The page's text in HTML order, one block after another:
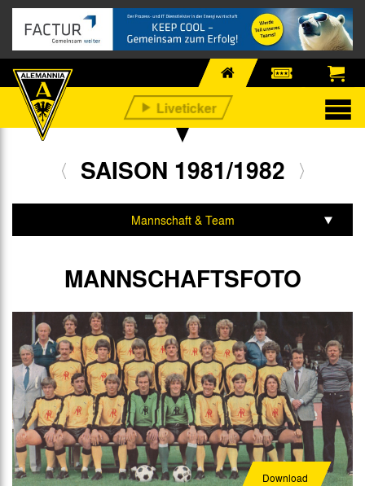
SAISON 1981/1982
Mannschaft & Team
MANNSCHAFTSFOTO
Download